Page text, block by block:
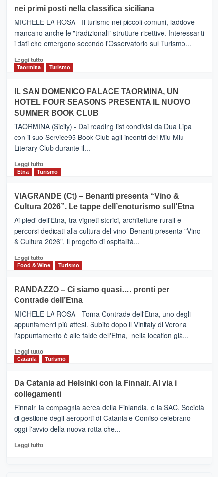
Inaugurato
il
nuovo
collegamento
tra
e
Zanzibar
da
Neos
nei primi posti nella classifica siciliana
MICHELE LA ROSA - Il turismo nei piccoli comuni, laddove
mancano anche le "tradizionali" strutture ricettive. Interessanti
i dati che emergono secondo l'Osservatorio sul Turismo...
Leggi tuttoLeggi
PIEDIMONTE
ETNEO
–
Meta
turistica
privilegiata
secondo
dati
di
Anche
la
Alcantara
nei
primi
nella
classifica
Taormina Turismo
IL SAN DOMENICO PALACE TAORMINA, UN
HOTEL FOUR SEASONS PRESENTA IL NUOVO
SUMMER BOOK CLUB
TAORMINA (Sicily) - Dai reading list condivisi da Dua Lipa
con il suo Service95 Book Club agli incontri del Miu Miu
Literary Club durante il...
Leggi tuttoLeggi
di
IL
SAN
DOMENICO
PALACE
TAORMINA,
UN
HOTEL
FOUR
IL
NUOVO
SUMMER
CLUB
Etna Turismo
VIAGRANDE (Ct) – Benanti presenta “Vino &
Cultura 2026”. Le tappe dell’enoturismo sull’Etna
Ai piedi dell'Etna, tra vigneti storici, architetture rurali e
percorsi dedicati alla cultura del vino, Benanti presenta "Vino
& Cultura 2026", il progetto di ospitalità...
Leggi tuttoLeggi
di
VIAGRANDE
(Ct)
–
Benanti
presenta
“Vino
&
Cultura
tappe
dell’enoturismo
Food & Wine Turismo
RANDAZZO – Ci siamo quasi…. pronti per
Contrade dell’Etna
MICHELE LA ROSA - Torna Contrade dell'Etna, uno degli
appuntamenti più attesi. Subito dopo il Vinitaly di Verona
l'appuntamento è alle falde dell'Etna, nella location già...
Leggi tuttoLeggi
di
RANDAZZO
–
Ci
siamo
quasi….
pronti
per
Catania Turismo
Da Catania ad Helsinki con la Finnair. Al via i
collegamenti
Finnair, la compagnia aerea della Finlandia, e la SAC, Società
di gestione degli aeroporti di Catania e Comiso celebrano
oggi l'avvio della nuova rotta che...
Leggi tuttoLeggi